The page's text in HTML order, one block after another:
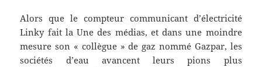
Alors que le compteur communicant d’électricité
Linky fait la Une des médias, et dans une moindre
mesure son « collègue » de gaz nommé Gazpar, les
sociétés d’eau avancent leurs pions plus